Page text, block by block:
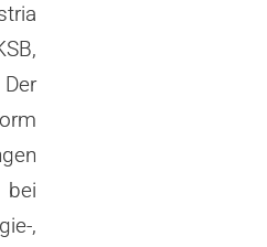
bei
,